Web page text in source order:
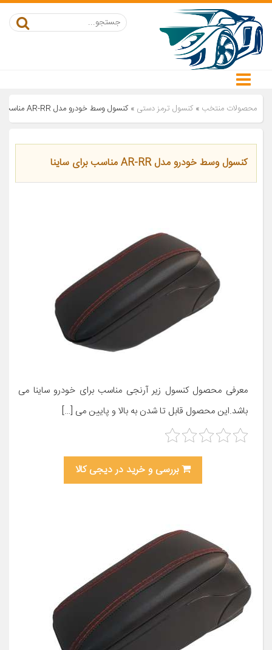
محصولات منتخب » کنسول ترمز دستی »کنسول وسط خودرو مدل AR-RR مناسب برای ساینا
کنسول وسط خودرو مدل AR-RR مناسب برای ساینا
معرفی محصول کنسول زیر آرنجی مناسب برای خودرو ساینا می
باشد.این محصول قابل تا شدن به بالا و پایین می […]
بررسی و خرید در دیجی کالا